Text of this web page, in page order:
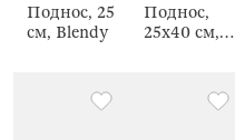
Поднос, 25
см, Blendy
Поднос,
25х40 см,